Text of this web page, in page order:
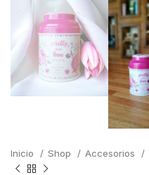
Inicio Shop Accesorios